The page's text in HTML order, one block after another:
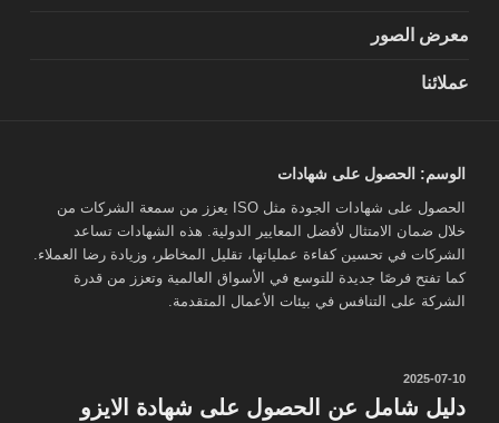
معرض الصور
عملائنا
الوسم: الحصول على شهادات
الحصول على شهادات الجودة مثل ISO يعزز من سمعة الشركات من
خلال ضمان الامتثال لأفضل المعايير الدولية. هذه الشهادات تساعد
الشركات في تحسين كفاءة عملياتها، تقليل المخاطر، وزيادة رضا العملاء.
كما تفتح فرصًا جديدة للتوسع في الأسواق العالمية وتعزز من قدرة
الشركة على التنافس في بيئات الأعمال المتقدمة.
نُشر
في
2025-07-10
دليل شامل عن الحصول على شهادة الايزو